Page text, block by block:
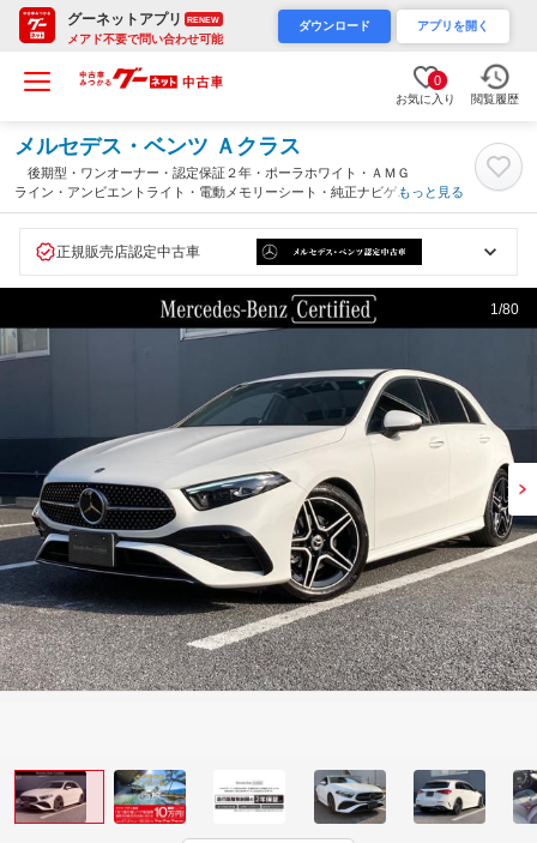
グーネットアプリ RENEW
メアド不要で問い合わせ可能
ダウンロード アプリを開く
0
お気に入り 閲覧履歴
メルセデス・ベンツ Ａクラス
後期型・ワンオーナー・認定保証２年・ポーラホワイト・ＡＭＧ
ライン・アンビエントライト・電動メモリーシート・純正ナビゲー
ションテレビ（埼玉県）
もっと見る
正規販売店認定中古車
1 /80